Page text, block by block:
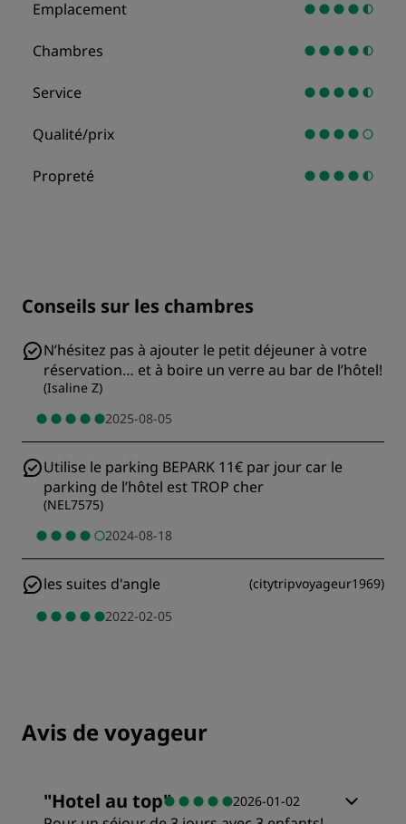
Emplacement
Chambres
Service
Qualité/prix
Propreté
Conseils sur les chambres
N’hésitez pas à ajouter le petit déjeuner à votre
réservation… et à boire un verre au bar de l’hôtel!
(Isaline Z)
2025-08-05
Utilise le parking BEPARK 11€ par jour car le
parking de l’hôtel est TROP cher
(NEL7575)
2024-08-18
les suites d'angle (citytripvoyageur1969)
2022-02-05
Avis de voyageur
"Hotel au top" 2026-01-02